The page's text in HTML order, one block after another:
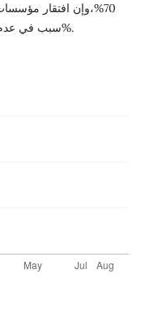
70%،وإن افتقار
سبب في عدم قيامها بدورها في مكافحة الفساد بنسبة 70%.